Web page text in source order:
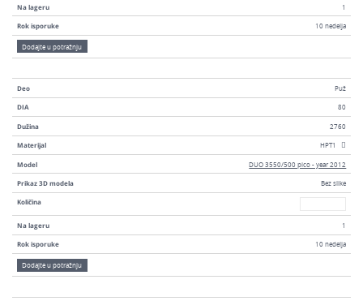
Na lageru 1
Rok isporuke 10 nedelja
Dodajte u potražnju
Deo Puž
DIA 80
Dužina 2760
Materijal HPT1
Model DUO 3550/500 pico - year 2012
Prikaz 3D modela Bez slike
Količina
Na lageru 1
Rok isporuke 10 nedelja
Dodajte u potražnju